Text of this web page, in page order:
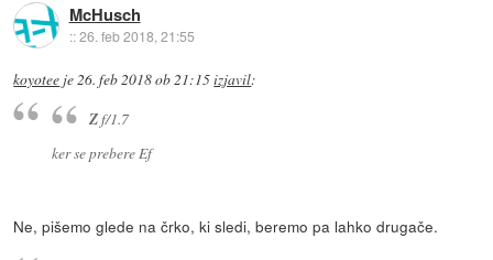
McHusch
::26. feb 2018, 21:55
koyotee je26. feb 2018 ob 21:15izjavil:
Zf/1.7
ker se prebere Ef
Ne, pišemo glede na črko, ki sledi, beremo pa lahko drugače.